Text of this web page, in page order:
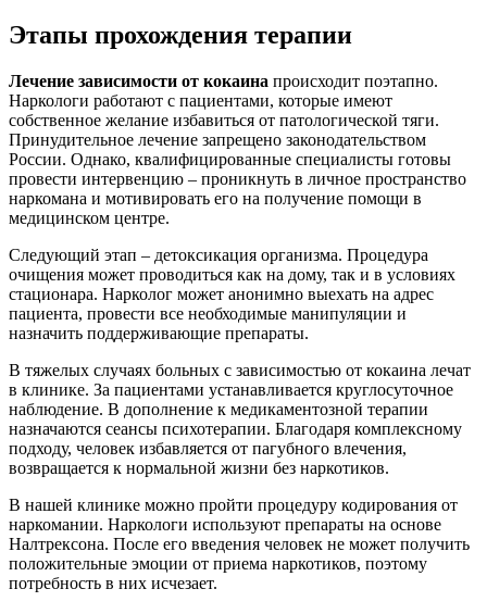
Этапы прохождения терапии
Лечение зависимости от кокаина происходит поэтапно.
Наркологи работают с пациентами, которые имеют
собственное желание избавиться от патологической тяги.
Принудительное лечение запрещено законодательством
России. Однако, квалифицированные специалисты готовы
провести интервенцию – проникнуть в личное пространство
наркомана и мотивировать его на получение помощи в
медицинском центре.
Следующий этап – детоксикация организма. Процедура
очищения может проводиться как на дому, так и в условиях
стационара. Нарколог может анонимно выехать на адрес
пациента, провести все необходимые манипуляции и
назначить поддерживающие препараты.
В тяжелых случаях больных с зависимостью от кокаина лечат
в клинике. За пациентами устанавливается круглосуточное
наблюдение. В дополнение к медикаментозной терапии
назначаются сеансы психотерапии. Благодаря комплексному
подходу, человек избавляется от пагубного влечения,
возвращается к нормальной жизни без наркотиков.
В нашей клинике можно пройти процедуру кодирования от
наркомании. Наркологи используют препараты на основе
Налтрексона. После его введения человек не может получить
положительные эмоции от приема наркотиков, поэтому
потребность в них исчезает.